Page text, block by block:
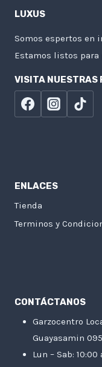
LUXUS
Somos espertos en
Estamos listos
VISITA NUESTRAS
ENLACES
Tienda
Terminos y
CONTÁCTANOS
Garzocentro
Guayasamin
Lun – Sab: 10:00